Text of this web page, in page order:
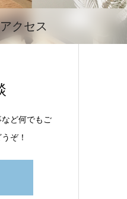
クセス
ど何でもご
ぞ！